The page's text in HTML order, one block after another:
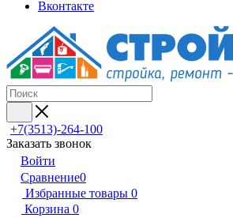
Вконтакте
+7(3513)-264-100
Заказать звонок
Войти
Сравнение0
Избранные товары 0
Корзина 0